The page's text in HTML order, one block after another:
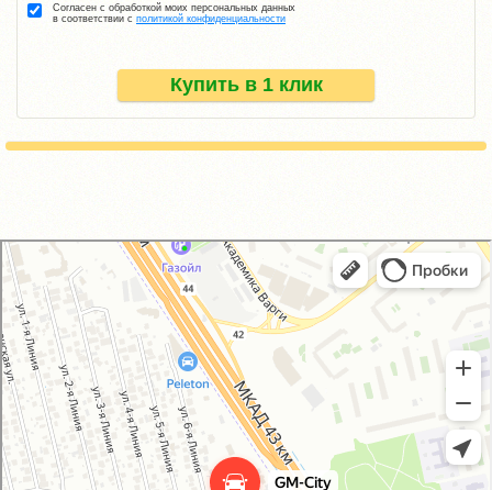
Купить в 1 клик
Согласен с обработкой моих персональных данных
в соответствии с политикой конфиденциальности
GM-City&VAG-Repair
Автосервис, автотехцентр в Москве
Магазин автозапчастей и автотоваров в Москве